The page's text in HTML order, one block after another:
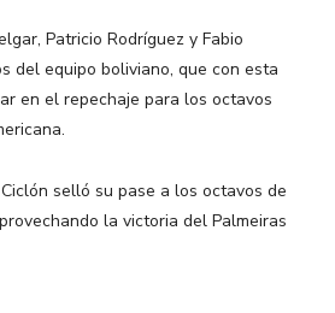
Patricio Rodríguez y Fabio
del equipo boliviano, que con esta
en el repechaje para los octavos
selló su pase a los octavos de
la victoria del Palmeiras